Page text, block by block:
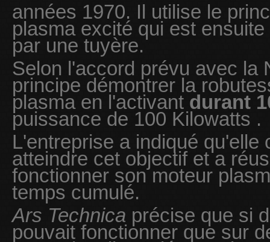
années 1970. Il utilise le
plasma excité qui est
par une tuyère.
Selon l'accord prévu avec la
principe démontrer la
plasma en l'activant durant
puissance de 100 Kilowatts .
L'entreprise a indiqué qu'elle
atteindre cet objectif et a
fonctionner son moteur
temps cumulé.
Ars Technica précise que si
pouvait fonctionner que sur